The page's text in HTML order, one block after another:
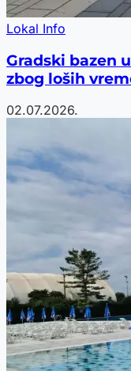
Lokal Info
Gradski bazen
zbog loših
02.07.2026.